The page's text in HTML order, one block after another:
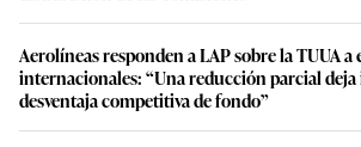
Aerolíneas responden a LAP sobre la TUUA a
internacionales: “Una reducción parcial
desventaja competitiva de fondo”